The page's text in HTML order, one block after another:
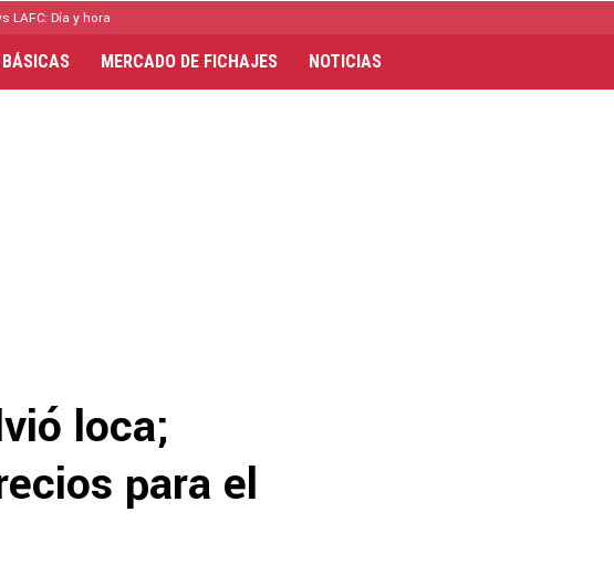
LAFC: Día y hora
MERCADO DE FICHAJES NOTICIAS
loca;
para el